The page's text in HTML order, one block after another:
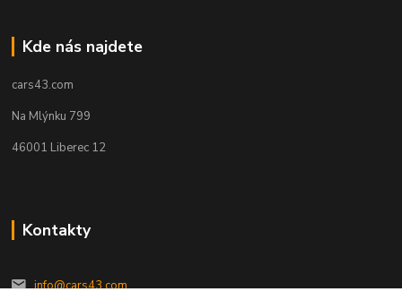
Kde nás najdete
cars43.com
Na Mlýnku 799
46001 Liberec 12
Kontakty
info@cars43.com